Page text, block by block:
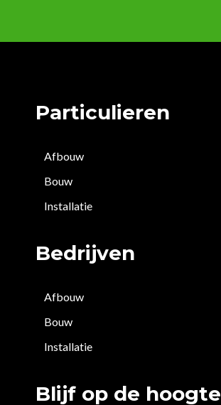
Particulieren
Afbouw
Bouw
Installatie
Bedrijven
Afbouw
Bouw
Installatie
Blijf op de hoogte